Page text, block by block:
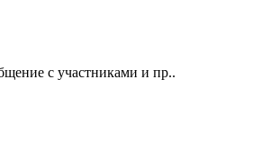
с участниками и пр..